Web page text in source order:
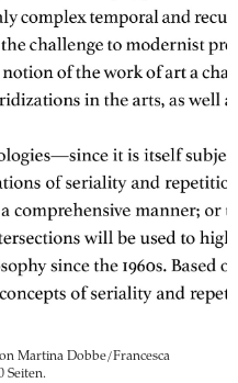
Martina Dobbe/Francesca
Seiten.